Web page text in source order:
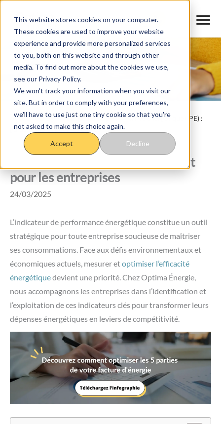
This website stores cookies on your computer.
These cookies are used to improve your website
experience and provide more personalized services
to you, both on this website and through other
media. To find out more about the cookies we use,
see our Privacy Policy.
We won't track your information when you visit our
site. But in order to comply with your preferences,
we'll have to use just one tiny cookie so that you're
not asked to make this choice again.
Accept Decline
contenu
Accueil>Blog>Indicateurs de performance énergétique (IPE) :
guide complet pour les entreprises
Indicateurs de performance
énergétique (IPE) : guide complet
pour les entreprises
24/03/2025
L’indicateur de performance énergétique constitue un outil
stratégique pour toute entreprise soucieuse de maîtriser
ses consommations. Face aux défis environnementaux et
économiques actuels, mesurer etoptimiser l’efficacité
énergétiquedevient une priorité. Chez Optima Énergie,
nous accompagnons les entreprises dans l’identification et
l’exploitation de ces indicateurs clés pour transformer leurs
dépenses énergétiques en leviers de compétitivité.